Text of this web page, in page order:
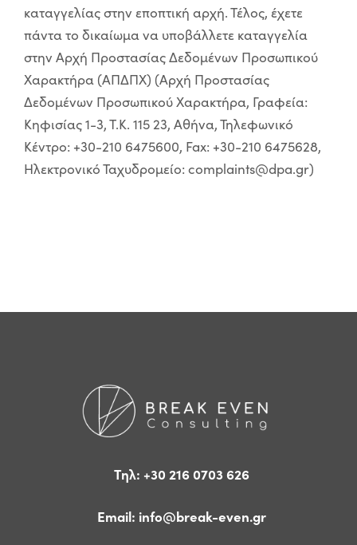
καταγγελίας στην εποπτική αρχή. Τέλος, έχετε
πάντα το δικαίωμα να υποβάλλετε καταγγελία
στην Αρχή Προστασίας Δεδομένων Προσωπικού
Χαρακτήρα (ΑΠΔΠΧ) (Αρχή Προστασίας
Δεδομένων Προσωπικού Χαρακτήρα, Γραφεία:
Κηφισίας 1-3, Τ.Κ. 115 23, Αθήνα, Τηλεφωνικό
Κέντρο: +30-210 6475600, Fax: +30-210 6475628,
Ηλεκτρονικό Ταχυδρομείο: complaints@dpa.gr)
Τηλ: +30 216 0703 626
Email: info@break-even.gr